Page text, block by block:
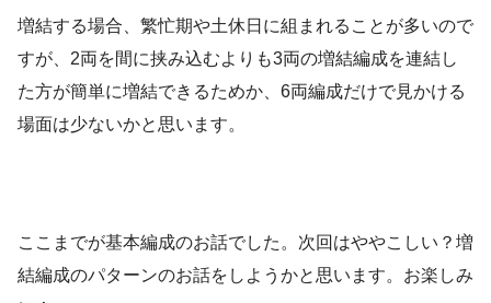
増結する場合、繁忙期や土休日に組まれることが多いので
すが、2両を間に挟み込むよりも3両の増結編成を連結し
た方が簡単に増結できるためか、6両編成だけで見かける
場面は少ないかと思います。
ここまでが基本編成のお話でした。次回はややこしい？増
結編成のパターンのお話をしようかと思います。お楽しみ